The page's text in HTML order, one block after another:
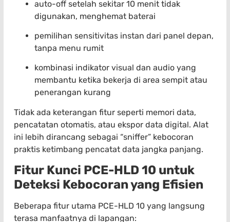
auto-off setelah sekitar 10 menit tidak
digunakan, menghemat baterai
pemilihan sensitivitas instan dari panel depan,
tanpa menu rumit
kombinasi indikator visual dan audio yang
membantu ketika bekerja di area sempit atau
penerangan kurang
Tidak ada keterangan fitur seperti memori data,
pencatatan otomatis, atau ekspor data digital. Alat
ini lebih dirancang sebagai “sniffer” kebocoran
praktis ketimbang pencatat data jangka panjang.
Fitur Kunci PCE-HLD 10 untuk
Deteksi Kebocoran yang Efisien
Beberapa fitur utama PCE-HLD 10 yang langsung
terasa manfaatnya di lapangan: